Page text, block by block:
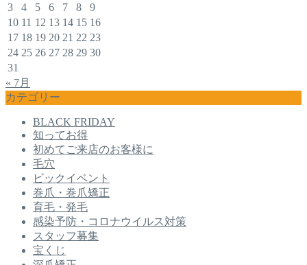
3
4 5 6 7 8
9
10 11 12 13 14 15 16
17 18 19 20 21 22 23
24 25 26 27 28 29 30
31
« 7月
カテゴリー
BLACK FRIDAY
知ってお得
初めてご来店のお客様に
毛穴
ビックイベント
巻爪・巻爪矯正
育毛・発毛
感染予防・コロナウイルス対策
スタッフ募集
宝くじ